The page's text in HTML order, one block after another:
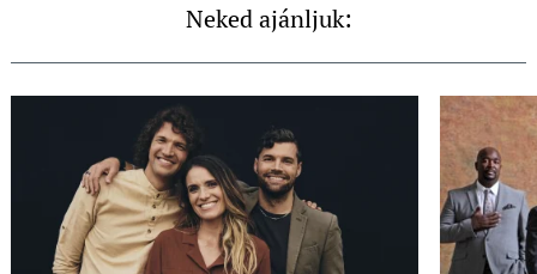
Neked ajánljuk: